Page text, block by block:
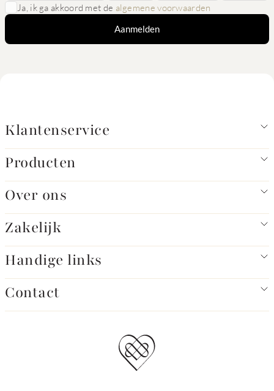
Ja, ik ga akkoord met de algemene voorwaarden
Aanmelden
Klantenservice
Producten
Over ons
Zakelijk
Handige links
Contact